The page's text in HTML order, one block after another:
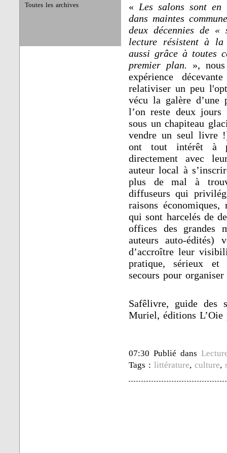
Toutes les archives
« Les salons sont
dans maintes
deux décennies de
lecture résistent à la
aussi grâce à toutes
premier plan. »,
expérience
relativiser un peu
vécu la galère
l’on reste deux
sous un chapiteau
vendre un seul livre
ont tout intérêt à
directement avec
auteur local à
plus de mal à
diffuseurs qui
raisons
qui sont harcelés de
offices des grandes
auteurs auto-édités)
d’accroître leur
pratique, sérieux et
secours pour
Safêlivre, guide des
Muriel, éditions L’Oie
07:30 Publié dans
Tags :littérature,culture,